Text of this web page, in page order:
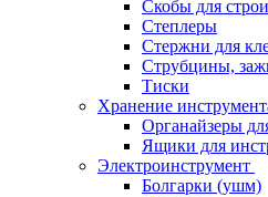
Скобы для
Степлеры
Стержни для
Струбцины,
Тиски
Хранение
Органайзеры
Ящики для
Электроинструмент
Болгарки (ушм)